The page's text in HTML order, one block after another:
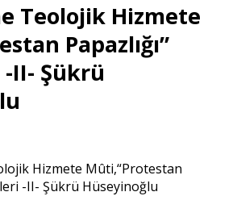
Derkenar
Sivil Toplum
Ekonomi
Teolojik Hizmete
Papazlığı”
II- Şükrü